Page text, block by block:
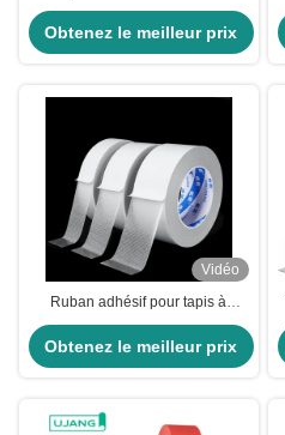
activée par l'eau pour le panneau
de niveau du sol lourd
Obtenez le meilleur prix
Vidéo
Ruban adhésif pour tapis à
double face
Obtenez le meilleur prix